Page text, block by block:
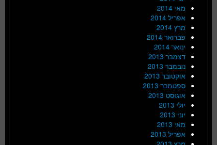
מאי 2014
אפריל 2014
מרץ 2014
פברואר 2014
ינואר 2014
דצמבר 2013
נובמבר 2013
אוקטובר 2013
ספטמבר 2013
אוגוסט 2013
יולי 2013
יוני 2013
מאי 2013
אפריל 2013